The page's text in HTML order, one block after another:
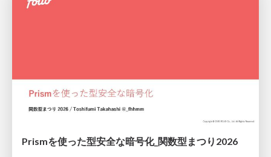
Prismを使った型安全な暗号化_関数型まつり2026